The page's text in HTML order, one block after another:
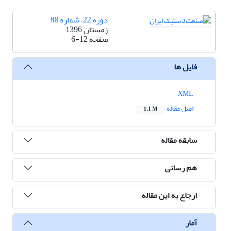
دوره 22، شماره 88
زمستان 1396
صفحه6-12
فایل ها
اصل مقاله
1.1 M
سابقه مقاله
هم رسانی
ارجاع به این مقاله
آمار